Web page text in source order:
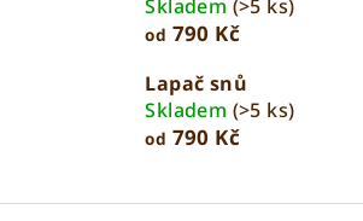
Skladem (>5 ks)
od 790 Kč
Lapač snů
Skladem (>5 ks)
od 790 Kč